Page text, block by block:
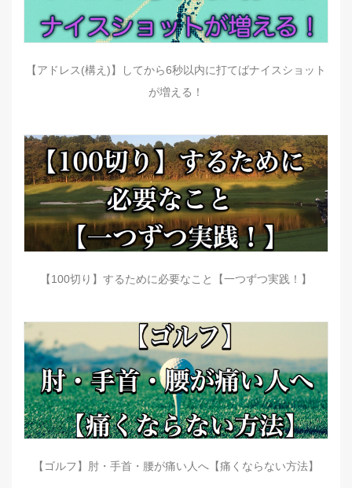
【アドレス(構え)】してから6秒以内に打てばナイスショット
が増える！
【100切り】するために必要なこと【一つずつ実践！】
【ゴルフ】肘・手首・腰が痛い人へ【痛くならない方法】